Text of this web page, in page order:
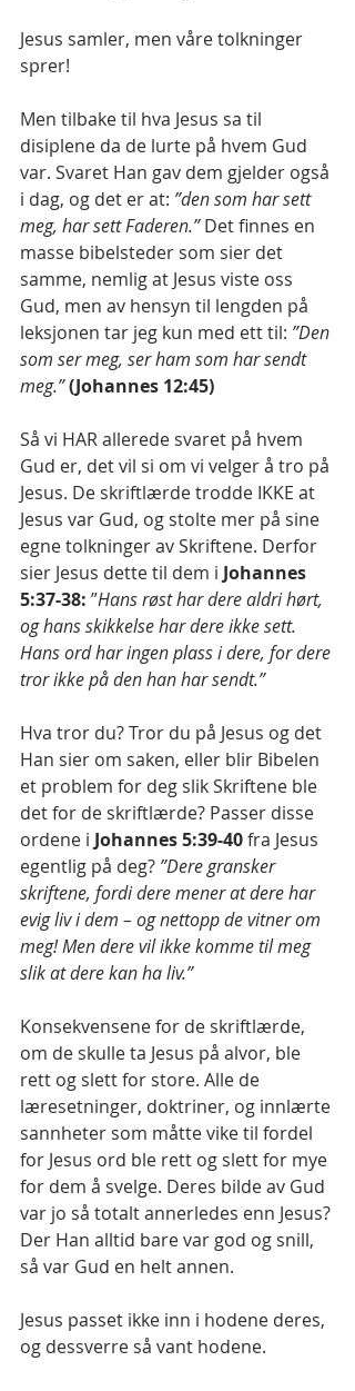
Jesus samler, men våre tolkninger
sprer!
Men tilbake til hva Jesus sa til
disiplene da de lurte på hvem Gud
var. Svaret Han gav dem gjelder også
i dag, og det er at: ”den som har sett
meg, har sett Faderen.” Det finnes en
masse bibelsteder som sier det
samme, nemlig at Jesus viste oss
Gud, men av hensyn til lengden på
leksjonen tar jeg kun med ett til: ”Den
som ser meg, ser ham som har sendt
meg.”(Johannes 12:45)
Så vi HAR allerede svaret på hvem
Gud er, det vil si om vi velger å tro på
Jesus. De skriftlærde trodde IKKE at
Jesus var Gud, og stolte mer på sine
egne tolkninger av Skriftene. Derfor
sier Jesus dette til dem i Johannes
5:37-38: ”Hans røst har dere aldri hørt,
og hans skikkelse har dere ikke sett.
Hans ord har ingen plass i dere, for dere
tror ikke på den han har sendt.”
Hva tror du? Tror du på Jesus og det
Han sier om saken, eller blir Bibelen
et problem for deg slik Skriftene ble
det for de skriftlærde? Passer disse
ordene i Johannes 5:39-40 fra Jesus
egentlig på deg? ”Dere gransker
skriftene, fordi dere mener at dere har
evig liv i dem – og nettopp de vitner om
meg! Men dere vil ikke komme til meg
slik at dere kan ha liv.”
Konsekvensene for de skriftlærde,
om de skulle ta Jesus på alvor, ble
rett og slett for store. Alle de
læresetninger, doktriner, og innlærte
sannheter som måtte vike til fordel
for Jesus ord ble rett og slett for mye
for dem å svelge. Deres bilde av Gud
var jo så totalt annerledes enn Jesus?
Der Han alltid bare var god og snill,
så var Gud en helt annen.
Jesus passet ikke inn i hodene deres,
og dessverre så vant hodene.